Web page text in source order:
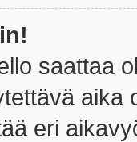
saattaa
aika
eri